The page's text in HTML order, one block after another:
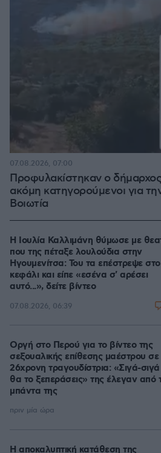
Προφυλακίστηκαν ο
ακόμη κατηγορούμενοι για
Βοιωτία
07.08.2026, 07:00
Η Ιουλία Καλλιμάνη θύμωσε με
που της πέταξε λουλούδια στην
Ηγουμενίτσα: Του τα επέστρεψε στο
κεφάλι και είπε «εσένα σ' αρέσει
αυτό...», δείτε βίντεο
07.08.2026, 06:39
Οργή στο Περού για το βίντεο της
σεξουαλικής επίθεσης μαέστρου σε
26χρονη τραγουδίστρια: «Σιγά-σιγά
θα το ξεπεράσεις» της έλεγαν από
μπάντα της
πριν μία ώρα
Η αποκαλυπτική κατάθεση της